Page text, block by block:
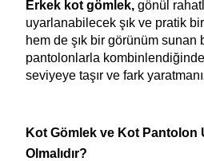
Erkek kot gömlek,gönül
uyarlanabilecek şık ve pratik
hem de şık bir görünüm sunan
pantolonlarla
seviyeye taşır ve fark
Kot Gömlek ve Kot Pantolon
Olmalıdır?